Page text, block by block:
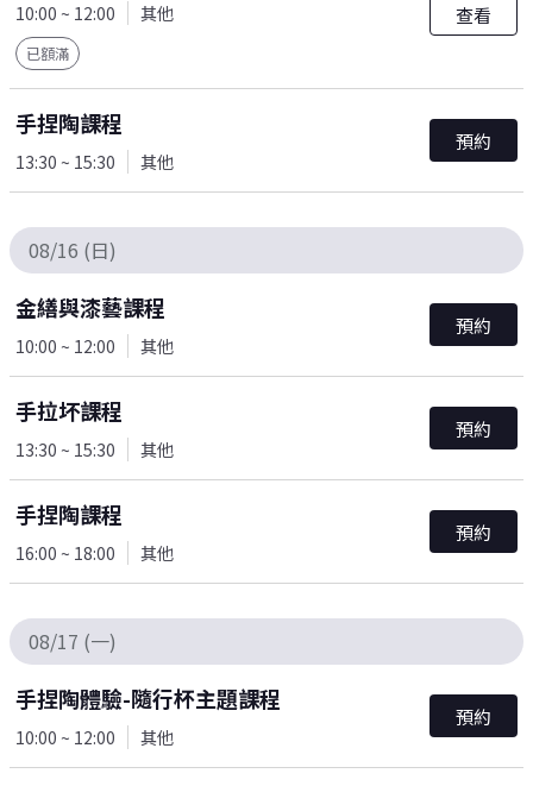
10:00 ~ 12:00 其他
已額滿
查看
手捏陶課程
13:30 ~ 15:30 其他
預約
08/16 (日)
金繕與漆藝課程
10:00 ~ 12:00 其他
預約
手拉坏課程
13:30 ~ 15:30 其他
預約
手捏陶課程
16:00 ~ 18:00 其他
預約
08/17 (一)
手捏陶體驗-隨行杯主題課程
10:00 ~ 12:00 其他
預約